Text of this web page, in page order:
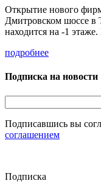
Открытие нового
Дмитровском шоссе
находится на -1
подробнее
Подписка на новости
Подписавшись вы
соглашением
Подписка